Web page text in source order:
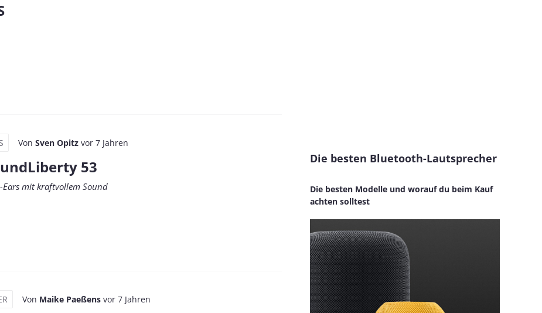
Von Sven Opitz vor 7 Jahren
53
Ears mit kraftvollem Sound
Von Maike Paeßens vor 7 Jahren
Die besten Bluetooth-Lautsprecher
Die besten Modelle und worauf du beim Kauf
achten solltest